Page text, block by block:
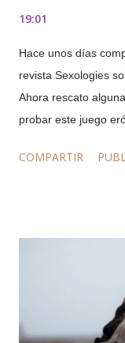
19:01
Hace unos días
revista Sexologies
Ahora rescato
probar este juego
COMPARTIR